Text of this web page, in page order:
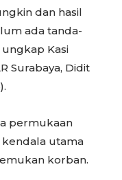
dan hasil
ada tanda-
Kasi
Surabaya, Didit
permukaan
kendala utama
korban.